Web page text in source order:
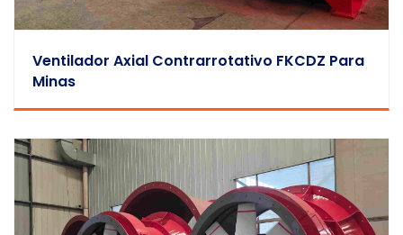
Ventilador Axial Contrarrotativo FKCDZ Para
Minas